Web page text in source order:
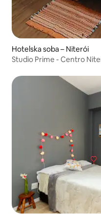
Hotelska soba – Niterói
Studio Prime - Centro